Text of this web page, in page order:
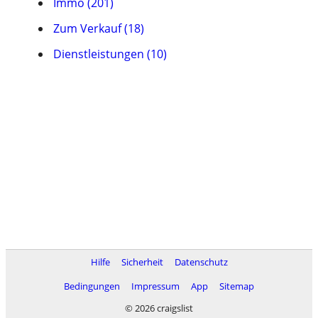
Zum Verkauf (18)
Dienstleistungen (10)
Hilfe Sicherheit
Datenschutz
Bedingungen
Impressum App
Sitemap
© 2026 craigslist